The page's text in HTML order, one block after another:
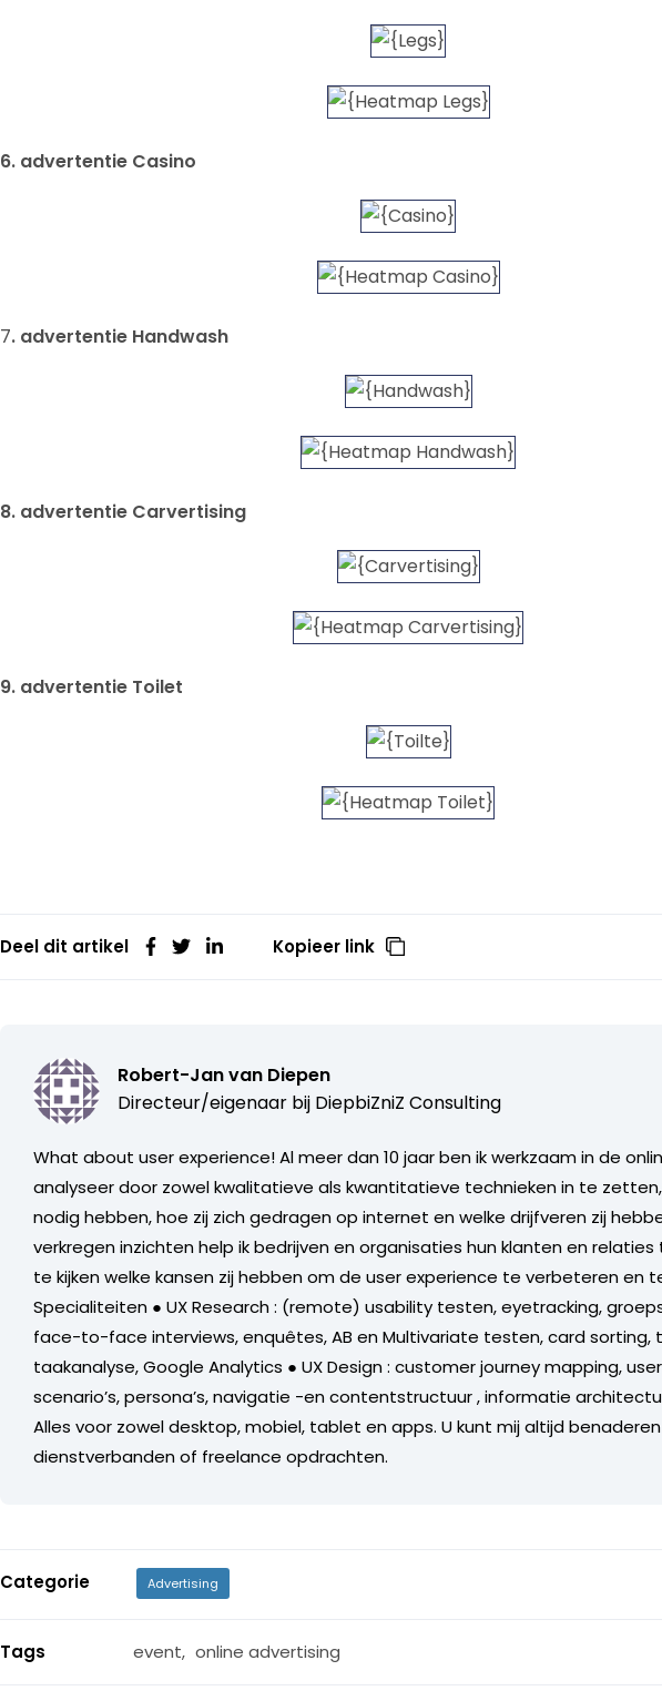
6. advertentie Casino
7. advertentie Handwash
8. advertentie Carvertising
9. advertentie Toilet
Deel dit artikel Kopieer link
Robert-Jan van Diepen
Directeur/eigenaar bij DiepbiZniZ Consulting
What about user experience! Al meer dan 10 jaar ben ik werkzaam in de
analyseer door zowel kwalitatieve als kwantitatieve technieken in te
nodig hebben, hoe zij zich gedragen op internet en welke drijfveren zij
verkregen inzichten help ik bedrijven en organisaties hun klanten en
te kijken welke kansen zij hebben om de user experience te verbeteren en
Specialiteiten ● UX Research : (remote) usability testen, eyetracking,
face-to-face interviews, enquêtes, AB en Multivariate testen, card sorting,
taakanalyse, Google Analytics ● UX Design : customer journey mapping,
scenario’s, persona’s, navigatie -en contentstructuur , informatie
Alles voor zowel desktop, mobiel, tablet en apps. U kunt mij altijd
dienstverbanden of freelance opdrachten.
Categorie Advertising
Tags event, online advertising